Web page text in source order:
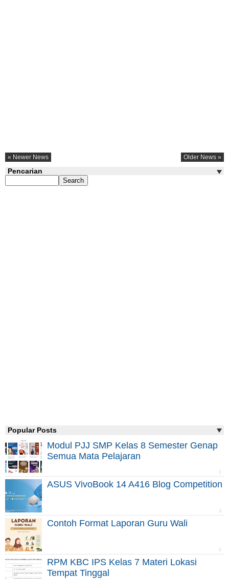
« Newer News Older News »
Pencarian
Popular Posts
Modul PJJ SMP Kelas 8 Semester Genap
Semua Mata Pelajaran
ASUS VivoBook 14 A416 Blog Competition
Contoh Format Laporan Guru Wali
RPM KBC IPS Kelas 7 Materi Lokasi
Tempat Tinggal